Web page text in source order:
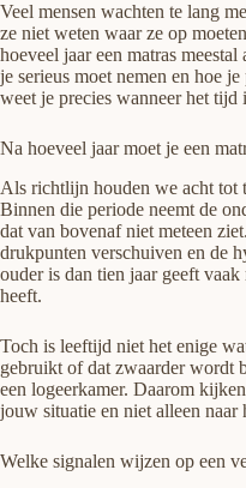
Veel mensen wachten te lang
ze niet weten waar ze op
hoeveel jaar een matras
je serieus moet nemen en hoe
weet je precies wanneer het tijd
Na hoeveel jaar moet je een
Als richtlijn houden we acht tot
Binnen die periode neemt de
dat van bovenaf niet meteen
drukpunten verschuiven en de
ouder is dan tien jaar geeft
heeft.
Toch is leeftijd niet het enige
gebruikt of dat zwaarder wordt
een logeerkamer. Daarom
jouw situatie en niet alleen naar
Welke signalen wijzen op een